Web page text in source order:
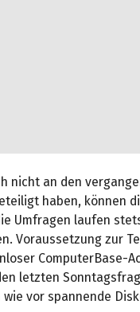
nicht an den
haben, können
Umfragen laufen
Voraussetzung zur
ComputerBase-
letzten
wie vor spannende